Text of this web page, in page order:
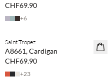
CHF69.90
+6
NEUHEITEN
Saint Tropez
A8661, Cardigan
CHF69.90
+23